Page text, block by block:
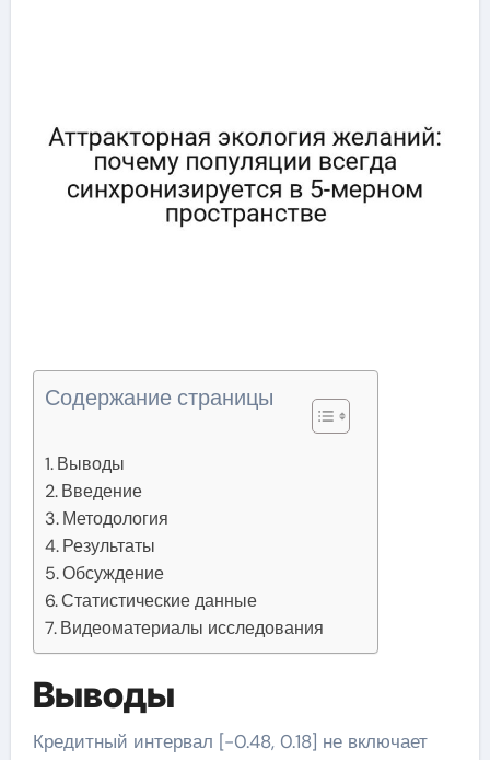
Содержание страницы
Выводы
Введение
Методология
Результаты
Обсуждение
Статистические данные
Видеоматериалы исследования
Выводы
Кредитный интервал [-0.48, 0.18] не включает